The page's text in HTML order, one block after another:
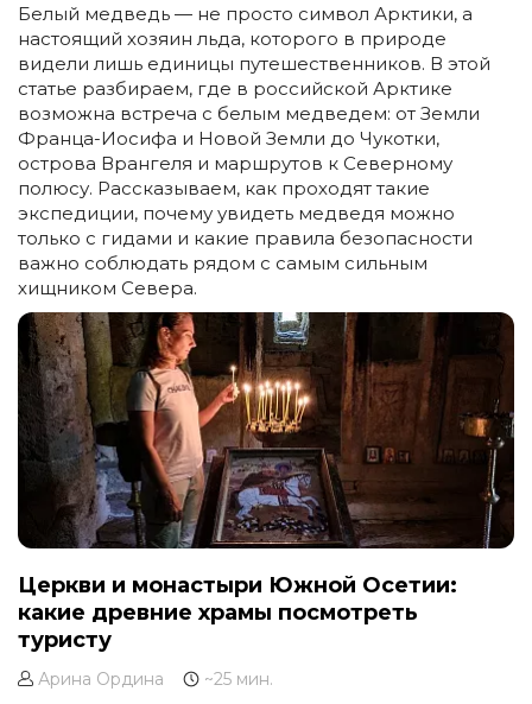
Белый медведь — не просто символ Арктики, а
настоящий хозяин льда, которого в природе
видели лишь единицы путешественников. В этой
статье разбираем, где в российской Арктике
возможна встреча с белым медведем: от Земли
Франца-Иосифа и Новой Земли до Чукотки,
острова Врангеля и маршрутов к Северному
полюсу. Рассказываем, как проходят такие
экспедиции, почему увидеть медведя можно
только с гидами и какие правила безопасности
важно соблюдать рядом с самым сильным
хищником Севера.
Церкви и монастыри Южной Осетии:
какие древние храмы посмотреть
туристу
Арина Ордина ~25 мин.